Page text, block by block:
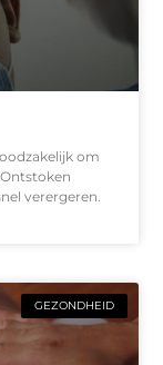
om
verergeren.
GEZONDHEID